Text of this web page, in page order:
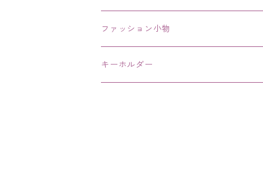
エコバッグ コンビニ
ファッション小物
キーホルダー